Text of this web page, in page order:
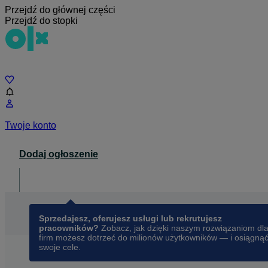
Przejdź do głównej części
Przejdź do stopki
Twoje konto
Dodaj ogłoszenie
Sprzedajesz, oferujesz usługi lub rekrutujesz
pracowników? Zobacz, jak dzięki naszym rozwiązaniom dla
firm możesz dotrzeć do milionów użytkowników — i osiągnąć
swoje cele.